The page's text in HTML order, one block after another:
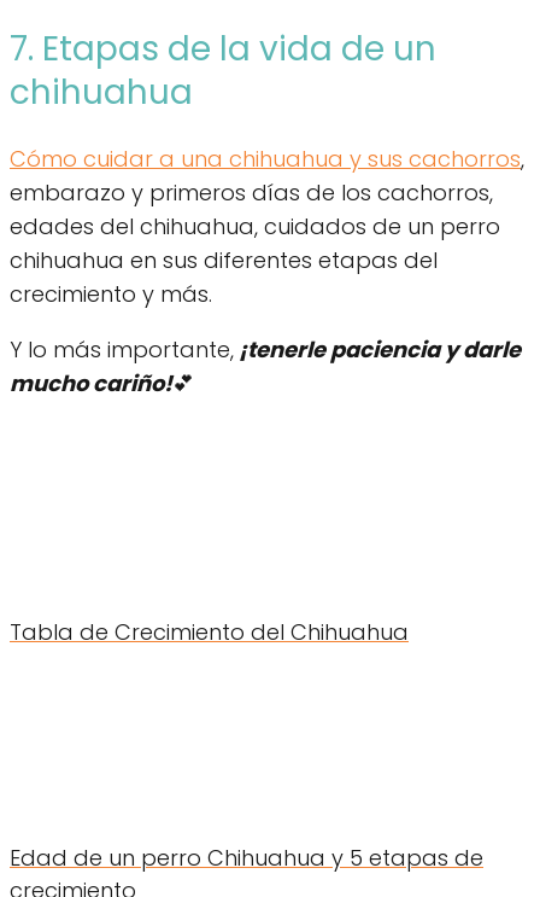
7. Etapas de la vida de un
chihuahua
Cómo cuidar a una chihuahua y sus cachorros,
embarazo y primeros días de los cachorros,
edades del chihuahua, cuidados de un perro
chihuahua en sus diferentes etapas del
crecimiento y más.
Y lo más importante, ¡tenerle paciencia y darle
mucho cariño!💕
Tabla de Crecimiento del Chihuahua
Edad de un perro Chihuahua y 5 etapas de
crecimiento